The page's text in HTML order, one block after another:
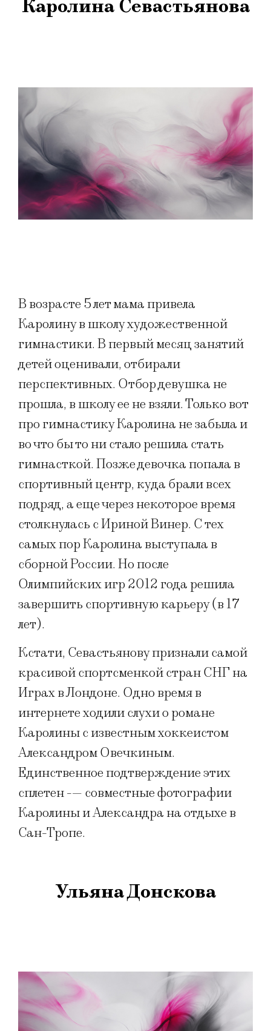
Каролина Севастьянова
В возрасте 5 лет мама привела
Каролину в школу художественной
гимнастики. В первый месяц занятий
детей оценивали, отбирали
перспективных. Отбор девушка не
прошла, в школу ее не взяли. Только вот
про гимнастику Каролина не забыла и
во что бы то ни стало решила стать
гимнасткой. Позже девочка попала в
спортивный центр, куда брали всех
подряд, а еще через некоторое время
столкнулась с Ириной Винер. С тех
самых пор Каролина выступала в
сборной России. Но после
Олимпийских игр 2012 года решила
завершить спортивную карьеру (в 17
лет).
Кстати, Севастьянову признали самой
красивой спортсменкой стран СНГ на
Играх в Лондоне. Одно время в
интернете ходили слухи о романе
Каролины с известным хоккеистом
Александром Овечкиным.
Единственное подтверждение этих
сплетен -— совместные фотографии
Каролины и Александра на отдыхе в
Сан-Тропе.
Ульяна Донскова